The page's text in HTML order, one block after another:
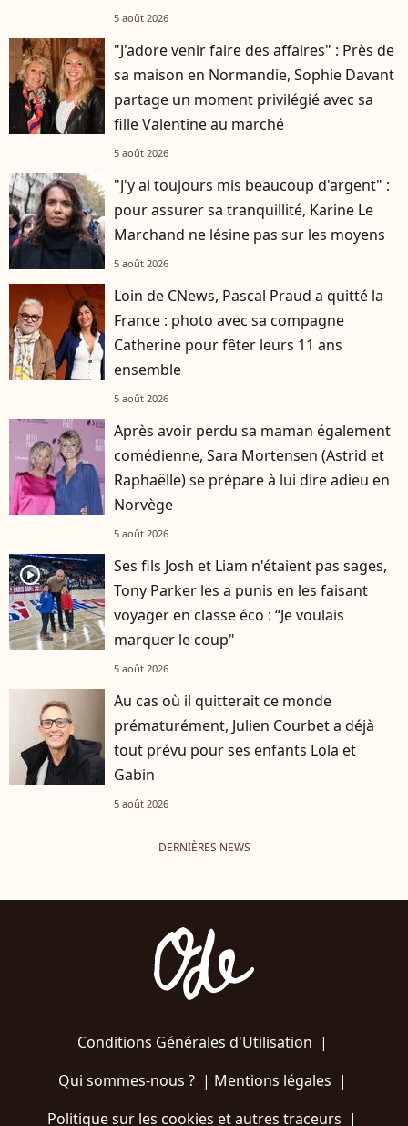
5 août 2026
"J'adore venir faire des affaires" : Près de
sa maison en Normandie, Sophie Davant
partage un moment privilégié avec sa
fille Valentine au marché
5 août 2026
"J'y ai toujours mis beaucoup d'argent" :
pour assurer sa tranquillité, Karine Le
Marchand ne lésine pas sur les moyens
5 août 2026
Loin de CNews, Pascal Praud a quitté la
France : photo avec sa compagne
Catherine pour fêter leurs 11 ans
ensemble
5 août 2026
Après avoir perdu sa maman également
comédienne, Sara Mortensen (Astrid et
Raphaëlle) se prépare à lui dire adieu en
Norvège
5 août 2026
player2
Ses fils Josh et Liam n'étaient pas sages,
Tony Parker les a punis en les faisant
voyager en classe éco : “Je voulais
marquer le coup"
5 août 2026
Au cas où il quitterait ce monde
prématurément, Julien Courbet a déjà
tout prévu pour ses enfants Lola et
Gabin
5 août 2026
DERNIÈRES NEWS
Conditions Générales d'Utilisation |
Qui sommes-nous ?| Mentions légales |
Politique sur les cookies et autres traceurs |